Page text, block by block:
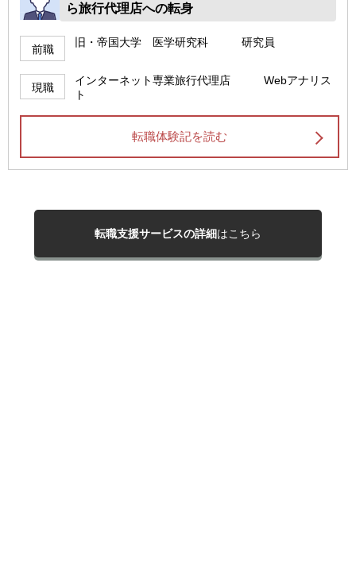
ら旅行代理店への転身
前職
旧・帝国大学 医学研究科 研究員
現職
インターネット専業旅行代理店 Webアナリス
ト
転職体験記を読む
転職支援サービスの詳細はこちら